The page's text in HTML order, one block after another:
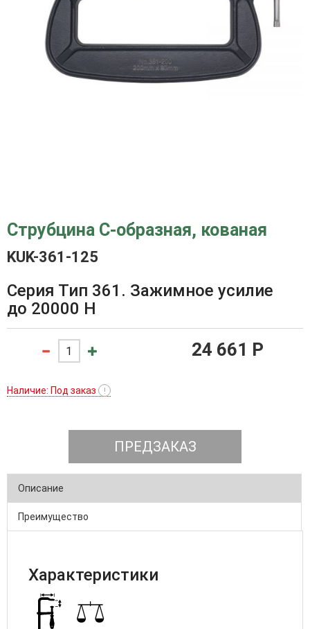
Струбцина C-образная, кованая
KUK-361-125
Серия Тип 361. Зажимное усилие
до 20000 Н
24 661 P
Наличие: Под заказ !
ПРЕДЗАКАЗ
Описание
Преимущество
Характеристики